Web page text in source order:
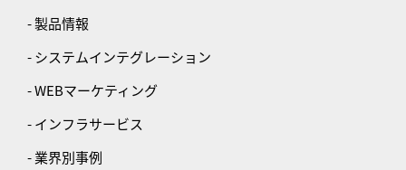
- 製品情報
- システムインテグレーション
- WEBマーケティング
- インフラサービス
- 業界別事例